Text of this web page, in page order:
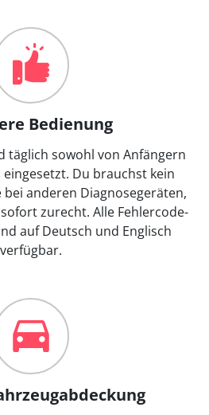
Bedienung
täglich sowohl von Anfängern
Du brauchst kein
bei anderen Diagnosegeräten,
zurecht. Alle Fehlercode-
auf Deutsch und Englisch
verfügbar.